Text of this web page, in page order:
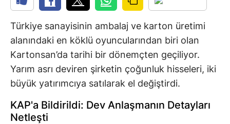
Türkiye sanayisinin ambalaj ve karton üretimi
alanındaki en köklü oyuncularından biri olan
Kartonsan’da tarihi bir dönemçten geçiliyor.
Yarım asrı deviren şirketin çoğunluk hisseleri, iki
büyük yatırımcıya satılarak el değiştirdi.
KAP'a Bildirildi: Dev Anlaşmanın Detayları
Netleşti